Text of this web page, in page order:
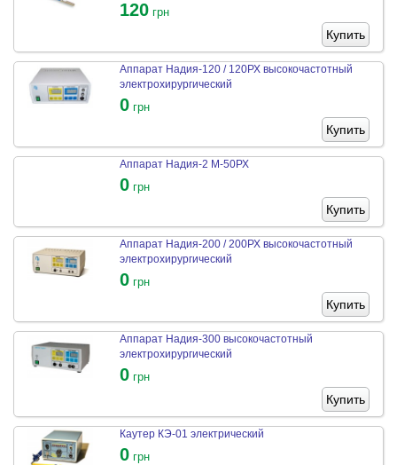
120 грн
Купить
Аппарат Надия-120 / 120РХ высокочастотный
электрохирургический
0 грн
Купить
Аппарат Надия-2 М-50РХ
0 грн
Купить
Аппарат Надия-200 / 200РХ высокочастотный
электрохирургический
0 грн
Купить
Аппарат Надия-300 высокочастотный
электрохирургический
0 грн
Купить
Каутер КЭ-01 электрический
0 грн